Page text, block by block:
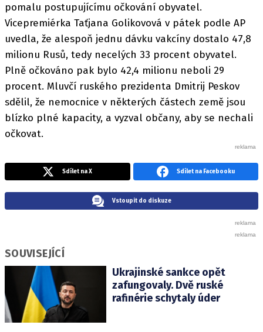
pomalu postupujícímu očkování obyvatel.
Vicepremiérka Taťjana Golikovová v pátek podle AP
uvedla, že alespoň jednu dávku vakcíny dostalo 47,8
milionu Rusů, tedy necelých 33 procent obyvatel.
Plně očkováno pak bylo 42,4 milionu neboli 29
procent. Mluvčí ruského prezidenta Dmitrij Peskov
sdělil, že nemocnice v některých částech země jsou
blízko plné kapacity, a vyzval občany, aby se nechali
očkovat.
Sdílet na X Sdílet na Facebooku
Vstoupit do diskuze
SOUVISEJÍCÍ
Ukrajinské sankce opět
zafungovaly. Dvě ruské
rafinérie schytaly úder